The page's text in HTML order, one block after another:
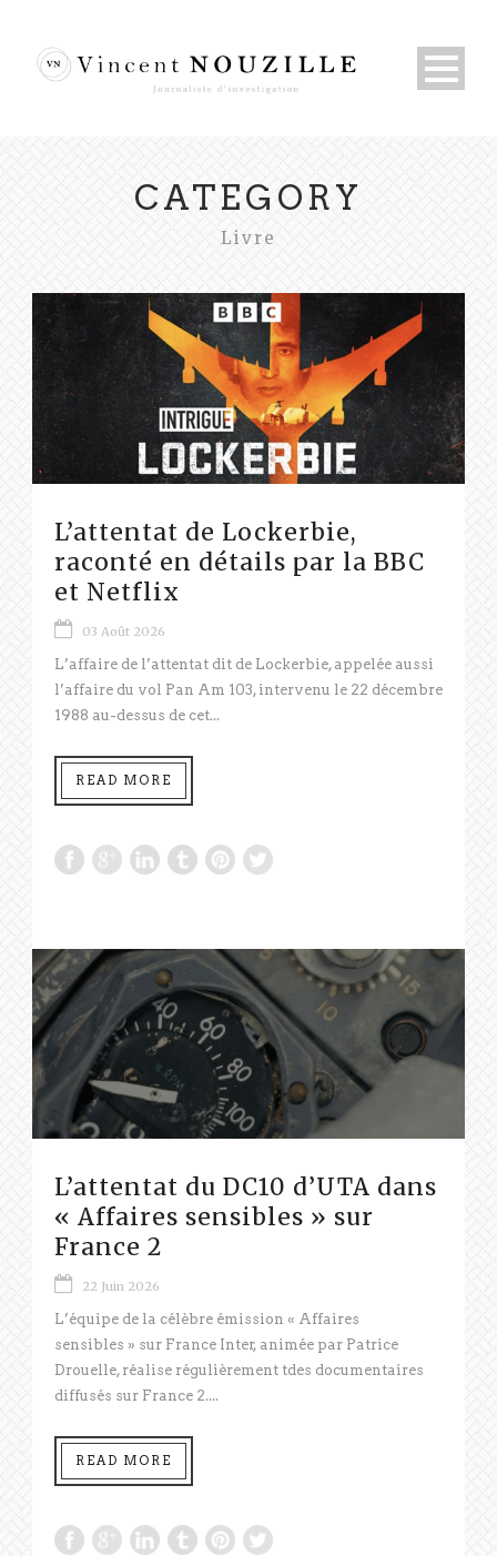
CATEGORY
Livre
L’attentat de Lockerbie,
raconté en détails par la BBC
et Netflix
03 Août 2026
L’affaire de l’attentat dit de Lockerbie, appelée aussi
l’affaire du vol Pan Am 103, intervenu le 22 décembre
1988 au-dessus de cet...
READ MORE
L’attentat du DC10 d’UTA dans
« Affaires sensibles » sur
France 2
22 Juin 2026
L’équipe de la célèbre émission « Affaires
sensibles » sur France Inter, animée par Patrice
Drouelle, réalise régulièrement tdes documentaires
diffusés sur France 2....
READ MORE